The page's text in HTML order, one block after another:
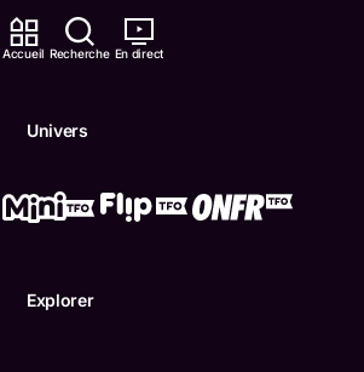
Accueil Recherche En direct
Univers
Explorer
ONFR
Conditions d'utilisation